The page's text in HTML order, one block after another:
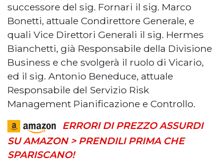
successore del sig. Fornari il sig. Marco
Bonetti, attuale Condirettore Generale, e
quali Vice Direttori Generali il sig. Hermes
Bianchetti, già Responsabile della Divisione
Business e che svolgerà il ruolo di Vicario,
ed il sig. Antonio Beneduce, attuale
Responsabile del Servizio Risk
Management Pianificazione e Controllo.
ERRORI DI PREZZO ASSURDI
SU AMAZON > PRENDILI PRIMA CHE
SPARISCANO!